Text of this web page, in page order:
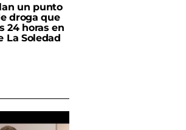
un punto
droga que
24 horas en
La Soledad